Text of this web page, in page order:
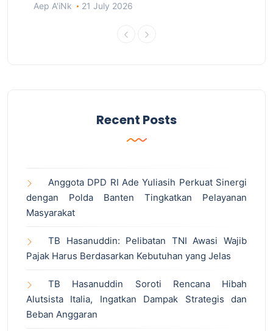
Aep A'iNk 21 July 2026
Recent Posts
Anggota DPD RI Ade Yuliasih Perkuat Sinergi
dengan Polda Banten Tingkatkan Pelayanan
Masyarakat
TB Hasanuddin: Pelibatan TNI Awasi Wajib
Pajak Harus Berdasarkan Kebutuhan yang Jelas
TB Hasanuddin Soroti Rencana Hibah
Alutsista Italia, Ingatkan Dampak Strategis dan
Beban Anggaran